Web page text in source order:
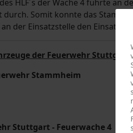
HLF´s der Wache 4 führte an
durch. Somit konnte das
der Einsatzstelle den Einsatz
der Feuerwehr Stuttgart
Stammheim
Stuttgart - Feuerwache 4